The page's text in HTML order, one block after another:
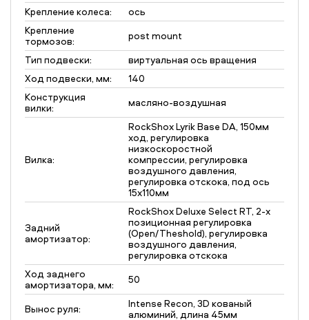
Крепление колеса:
ось
Крепление
тормозов:
post mount
Тип подвески:
виртуальная ось вращения
Ход подвески, мм:
140
Конструкция
вилки:
масляно-воздушная
Вилка:
RockShox Lyrik Base DA, 150мм
ход, регулировка
низкоскоростной
компрессии, регулировка
воздушного давления,
регулировка отскока, под ось
15х110мм
Задний
амортизатор:
RockShox Deluxe Select RT, 2-x
позиционная регулировка
(Open/Theshold), регулировка
воздушного давления,
регулировка отскока
Ход заднего
амортизатора, мм:
50
Вынос руля:
Intense Recon, 3D кованый
алюминий, длина 45мм